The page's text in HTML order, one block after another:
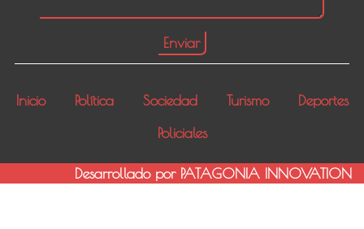
Inicio Política Sociedad Turismo
Deportes
Policiales
Desarrollado por PATAGONIA INNOVATION